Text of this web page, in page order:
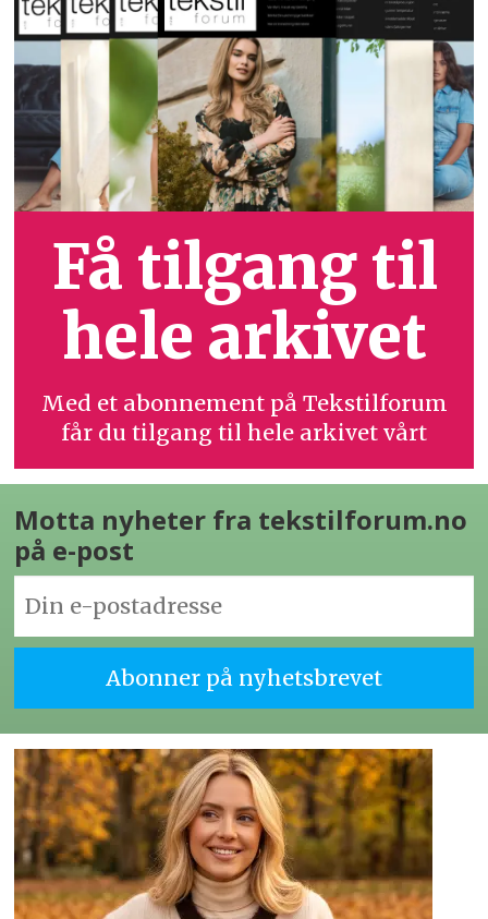
Få tilgang til
hele arkivet
Med et abonnement på Tekstilforum
får du tilgang til hele arkivet vårt
Motta nyheter fra tekstilforum.no
på e-post